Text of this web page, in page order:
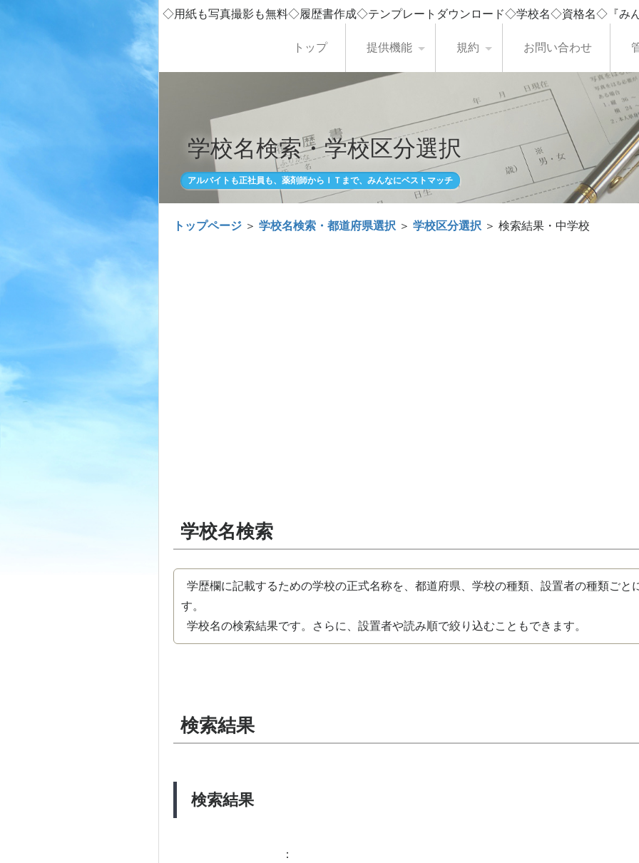
◇用紙も写真撮影も無料◇履歴書作成◇テンプレートダウンロード◇学校名◇資格名◇『み
トップ 提供機能 規約 お問い合わせ
学校名検索・学校区分選択
アルバイトも正社員も、薬剤師からＩＴまで、みんなにベストマッチ
トップページ ＞ 学校名検索・都道府県選択 ＞ 学校区分選択 ＞ 検索結果・中学校
学校名検索
学歴欄に記載するための学校の正式名称を、都道府県、学校の種類、設置者の種類ごと
す。
学校名の検索結果です。さらに、設置者や読み順で絞り込むこともできます。
検索結果
検索結果
：